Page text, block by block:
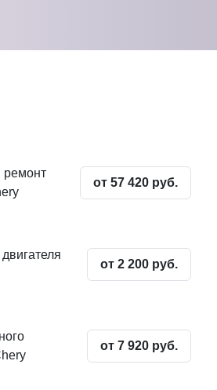
ремонт
от 57 420 руб.
от 2 200 руб.
от 7 920 руб.